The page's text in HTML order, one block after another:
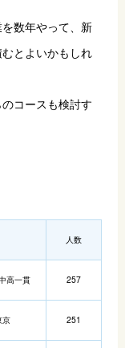
数年やって、新
とよいかもしれ
コースも検討す
人数
高一貫 257
京 251